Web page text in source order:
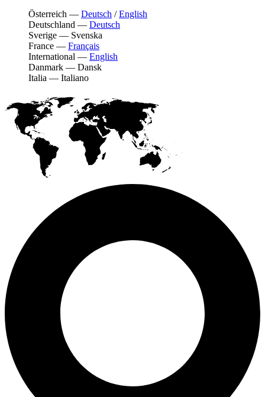
Österreich — Deutsch /English
Deutschland — Deutsch
Sverige — Svenska
France — Français
International — English
Danmark — Dansk
Italia — Italiano